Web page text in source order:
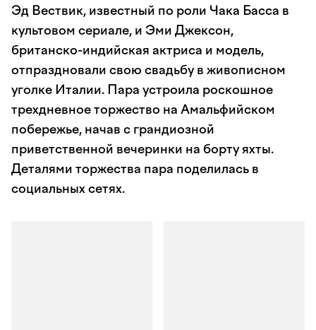
Эд Вествик, известный по роли Чака Басса в
культовом сериале, и Эми Джексон,
британско-индийская актриса и модель,
отпраздновали свою свадьбу в живописном
уголке Италии. Пара устроила роскошное
трехдневное торжество на Амальфийском
побережье, начав с грандиозной
приветственной вечеринки на борту яхты.
Деталями торжества пара поделилась в
социальных сетях.